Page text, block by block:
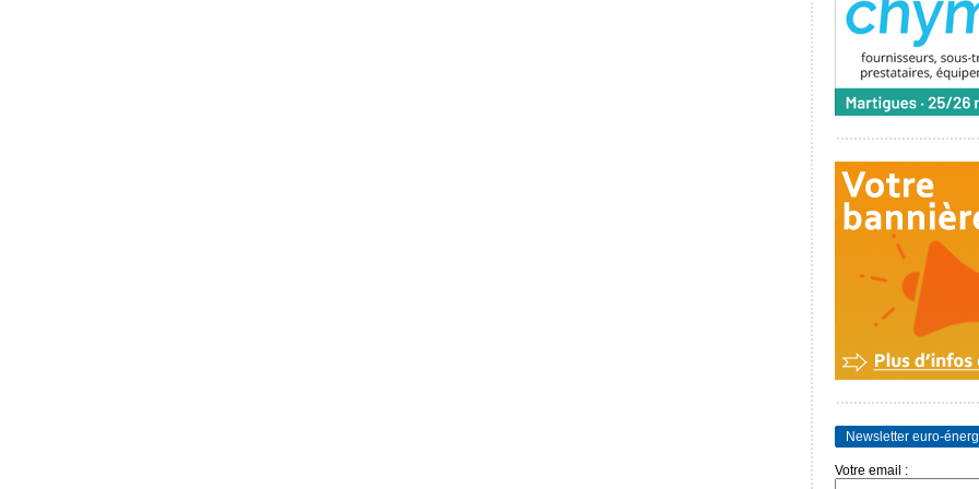
Newsletter euro-
Votre email :